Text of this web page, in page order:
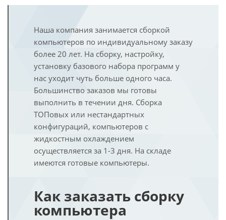
Наша компания занимается сборкой
компьютеров по индивидуальному заказу
более 20 лет. На сборку, настройку,
установку базового набора программ у
нас уходит чуть больше одного часа.
Большинство заказов мы готовы
выполнить в течении дня. Сборка
ТОПовых или нестандартных
конфигураций, компьютеров с
жидкостным охлаждением
осуществляется за 1-3 дня. На складе
имеются готовые компьютеры.
Как заказать сборку
компьютера